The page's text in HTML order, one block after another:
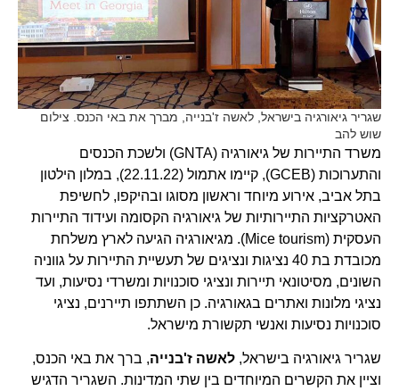
שגריר גיאורגיה בישראל, לאשה ז'בנייה, מברך את באי הכנס. צילום
שוש להב
משרד התיירות של גיאורגיה (GNTA) ולשכת הכנסים
והתערוכות (GCEB), קיימו אתמול (22.11.22), במלון הילטון
בתל אביב, אירוע מיוחד וראשון מסוגו ובהיקפו, לחשיפת
האטרקציות התיירותיות של גיאורגיה הקסומה ועידוד התיירות
העסקית (Mice tourism). מגיאורגיה הגיעה לארץ משלחת
מכובדת בת 40 נציגות ונציגים של תעשיית התיירות על גווניה
השונים, מסיטונאי תיירות ונציגי סוכנויות ומשרדי נסיעות, ועד
נציגי מלונות ואתרים בגאורגיה. כן השתתפו תיירנים, נציגי
סוכנויות נסיעות ואנשי תקשורת מישראל.
שגריר גיאורגיה בישראל,לאשה ז'בנייה, ברך את באי הכנס,
וציין את הקשרים המיוחדים בין שתי המדינות. השגריר הדגיש